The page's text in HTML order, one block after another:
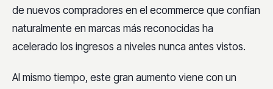
de nuevos compradores en el ecommerce que confían
naturalmente en marcas más reconocidas ha
acelerado los ingresos a niveles nunca antes vistos.
Al mismo tiempo, este gran aumento viene con un